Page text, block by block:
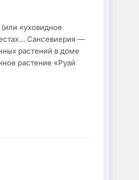
«уховидное
Сансевиерия —
растений в доме
растение «Руай